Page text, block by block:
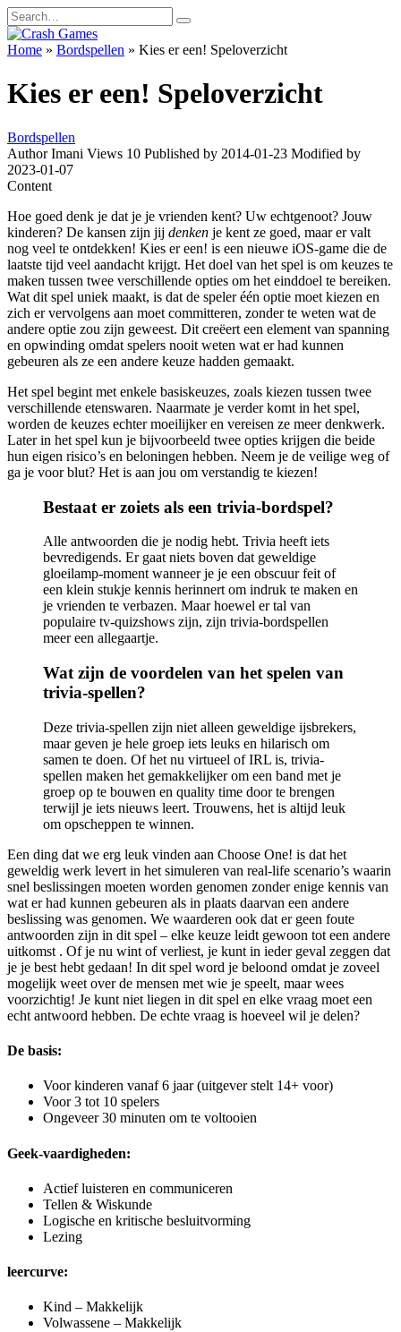
Skip
to
content
Search
for:
Home » Bordspellen » Kies er een! Speloverzicht
Kies er een! Speloverzicht
Bordspellen
Author Imani Views 10 Published by 2014-01-23 Modified by
2023-01-07
Content
Hoe goed denk je dat je je vrienden kent? Uw echtgenoot? Jouw
kinderen? De kansen zijn jij denken je kent ze goed, maar er valt
nog veel te ontdekken! Kies er een! is een nieuwe iOS-game die de
laatste tijd veel aandacht krijgt. Het doel van het spel is om keuzes te
maken tussen twee verschillende opties om het einddoel te bereiken.
Wat dit spel uniek maakt, is dat de speler één optie moet kiezen en
zich er vervolgens aan moet committeren, zonder te weten wat de
andere optie zou zijn geweest. Dit creëert een element van spanning
en opwinding omdat spelers nooit weten wat er had kunnen
gebeuren als ze een andere keuze hadden gemaakt.
Het spel begint met enkele basiskeuzes, zoals kiezen tussen twee
verschillende etenswaren. Naarmate je verder komt in het spel,
worden de keuzes echter moeilijker en vereisen ze meer denkwerk.
Later in het spel kun je bijvoorbeeld twee opties krijgen die beide
hun eigen risico’s en beloningen hebben. Neem je de veilige weg of
ga je voor blut? Het is aan jou om verstandig te kiezen!
Bestaat er zoiets als een trivia-bordspel?
Alle antwoorden die je nodig hebt. Trivia heeft iets
bevredigends. Er gaat niets boven dat geweldige
gloeilamp-moment wanneer je je een obscuur feit of
een klein stukje kennis herinnert om indruk te maken en
je vrienden te verbazen. Maar hoewel er tal van
populaire tv-quizshows zijn, zijn trivia-bordspellen
meer een allegaartje.
Wat zijn de voordelen van het spelen van
trivia-spellen?
Deze trivia-spellen zijn niet alleen geweldige ijsbrekers,
maar geven je hele groep iets leuks en hilarisch om
samen te doen. Of het nu virtueel of IRL is, trivia-
spellen maken het gemakkelijker om een ​​band met je
groep op te bouwen en quality time door te brengen
terwijl je iets nieuws leert. Trouwens, het is altijd leuk
om opscheppen te winnen.
Een ding dat we erg leuk vinden aan Choose One! is dat het
geweldig werk levert in het simuleren van real-life scenario’s waarin
snel beslissingen moeten worden genomen zonder enige kennis van
wat er had kunnen gebeuren als in plaats daarvan een andere
beslissing was genomen. We waarderen ook dat er geen foute
antwoorden zijn in dit spel – elke keuze leidt gewoon tot een andere
uitkomst . Of je nu wint of verliest, je kunt in ieder geval zeggen dat
je je best hebt gedaan! In dit spel word je beloond omdat je zoveel
mogelijk weet over de mensen met wie je speelt, maar wees
voorzichtig! Je kunt niet liegen in dit spel en elke vraag moet een
echt antwoord hebben. De echte vraag is hoeveel wil je delen?
De basis:
Voor kinderen vanaf 6 jaar (uitgever stelt 14+ voor)
Voor 3 tot 10 spelers
Ongeveer 30 minuten om te voltooien
Geek-vaardigheden:
Actief luisteren en communiceren
Tellen & Wiskunde
Logische en kritische besluitvorming
Lezing
leercurve:
Kind – Makkelijk
Volwassene – Makkelijk